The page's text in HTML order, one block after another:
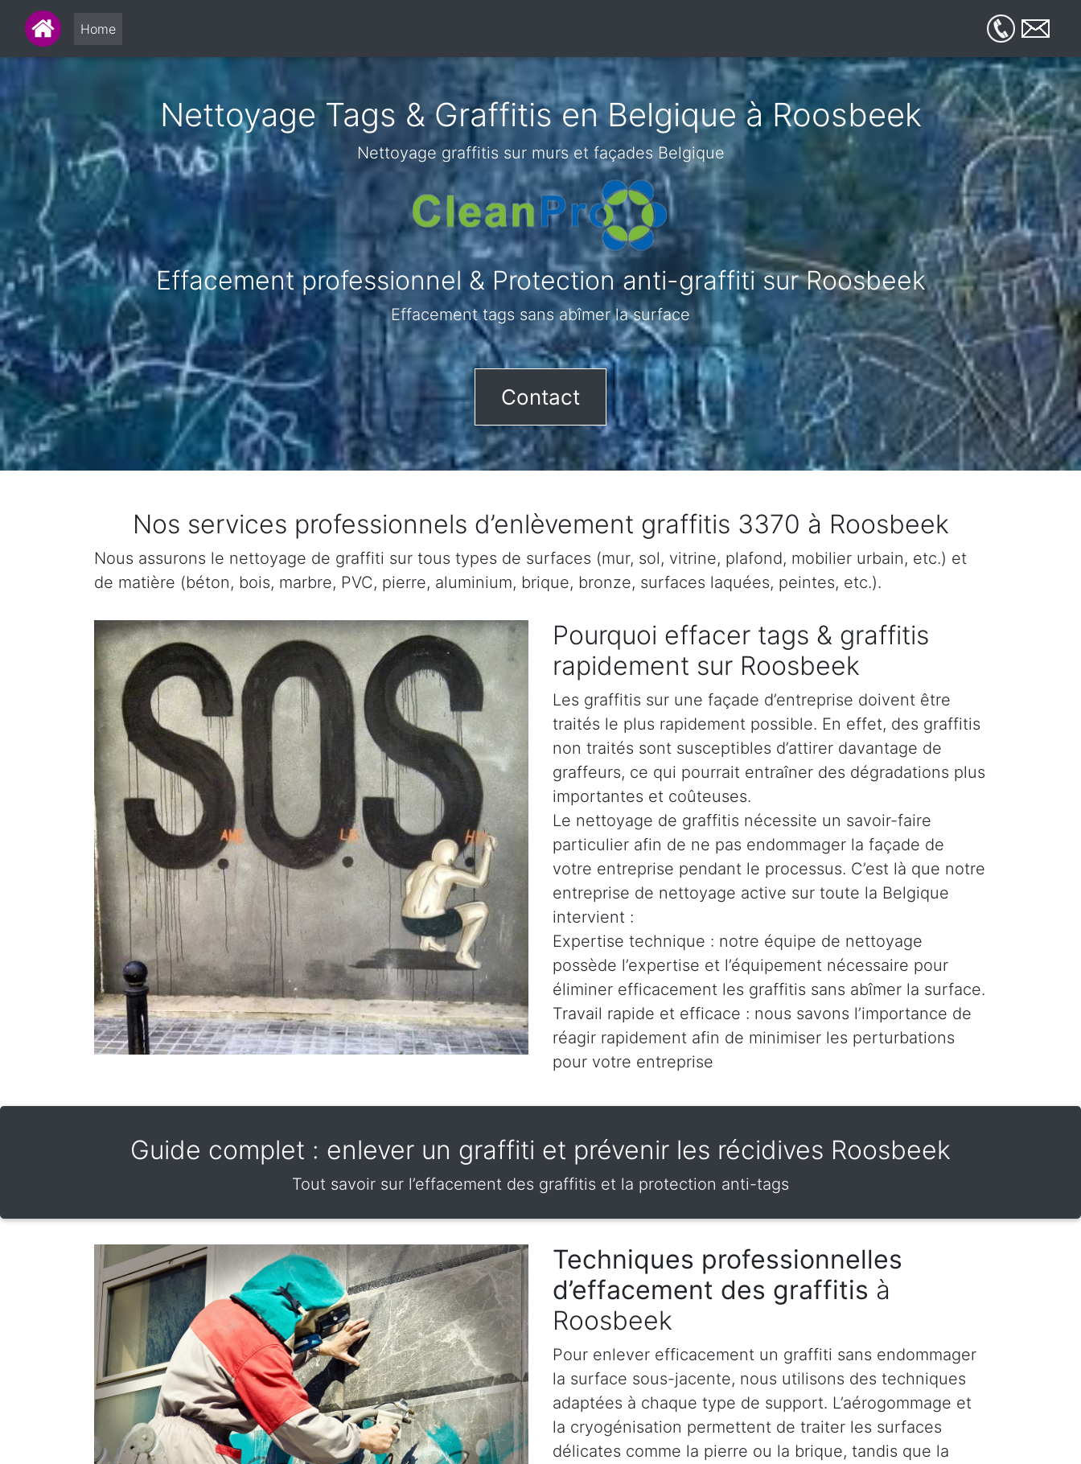
Home
Nettoyage Tags & Graffitis en Belgique à Roosbeek
Nettoyage graffitis sur murs et façades Belgique
Effacement professionnel & Protection anti-graffiti sur Roosbeek
Effacement tags sans abîmer la surface
Contact
Nos services professionnels d’enlèvement graffitis 3370 à Roosbeek
Nous assurons le nettoyage de graffiti sur tous types de surfaces (mur, sol, vitrine, plafond, mobilier urbain, etc.) et
de matière (béton, bois, marbre, PVC, pierre, aluminium, brique, bronze, surfaces laquées, peintes, etc.).
Pourquoi effacer tags & graffitis
rapidement sur Roosbeek
Les graffitis sur une façade d’entreprise doivent être
traités le plus rapidement possible. En effet, des graffitis
non traités sont susceptibles d’attirer davantage de
graffeurs, ce qui pourrait entraîner des dégradations plus
importantes et coûteuses.
Le nettoyage de graffitis nécessite un savoir-faire
particulier afin de ne pas endommager la façade de
votre entreprise pendant le processus. C’est là que notre
entreprise de nettoyage active sur toute la Belgique
intervient :
Expertise technique : notre équipe de nettoyage
possède l’expertise et l’équipement nécessaire pour
éliminer efficacement les graffitis sans abîmer la surface.
Travail rapide et efficace : nous savons l’importance de
réagir rapidement afin de minimiser les perturbations
pour votre entreprise
Guide complet : enlever un graffiti et prévenir les récidives Roosbeek
Tout savoir sur l’effacement des graffitis et la protection anti-tags
Techniques professionnelles
d’effacement des graffitis à
Roosbeek
Pour enlever efficacement un graffiti sans endommager
la surface sous-jacente, nous utilisons des techniques
adaptées à chaque type de support. L’aérogommage et
la cryogénisation permettent de traiter les surfaces
délicates comme la pierre ou la brique, tandis que la